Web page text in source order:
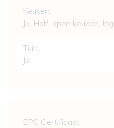
Keuken:
Ja , Half-open keuken,
Tuin:
Ja
EPC Certificaat